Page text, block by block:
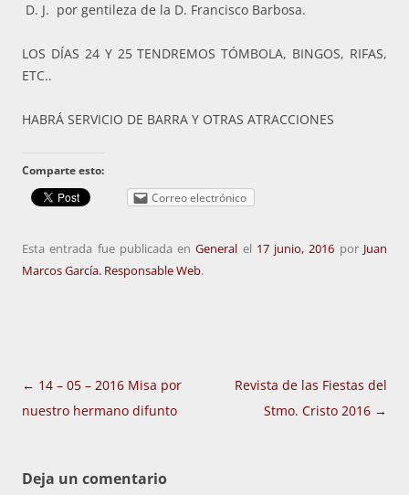
D. J. por gentileza de la D. Francisco Barbosa.
LOS DÍAS 24 Y 25 TENDREMOS TÓMBOLA, BINGOS, RIFAS,
ETC..
HABRÁ SERVICIO DE BARRA Y OTRAS ATRACCIONES
Comparte esto:
Correo electrónico
Esta entrada fue publicada enGeneral el 17 junio, 2016 por Juan
Marcos García. Responsable Web.
Navegación
de
← 14 – 05 – 2016 Misa por
nuestro hermano difunto
Revista de las Fiestas del
Stmo. Cristo 2016 →
Deja un comentario